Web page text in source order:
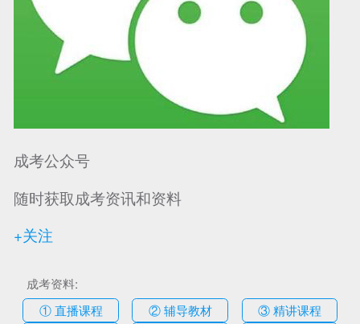
成考公众号
随时获取成考资讯和资料
+关注
成考资料:
① 直播课程
② 辅导教材
③ 精讲课程